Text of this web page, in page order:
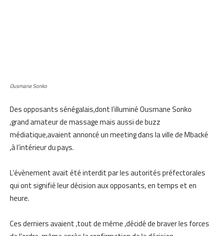
Ousmane Sonko
Des opposants sénégalais,dont l’illuminé Ousmane Sonko
,grand amateur de massage mais aussi de buzz
médiatique,avaient annoncé un meeting dans la ville de Mbacké
,à l’intérieur du pays.
L’évènement avait été interdit par les autorités préfectorales
qui ont signifié leur décision aux opposants, en temps et en
heure.
Ces derniers avaient ,tout de même ,décidé de braver les forces